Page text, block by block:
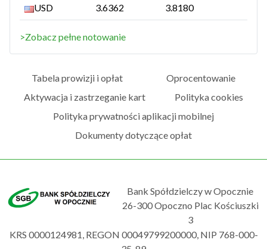
USD 3.6362 3.8180
>Zobacz pełne notowanie
Tabela prowizji i opłat
Oprocentowanie
Aktywacja i zastrzeganie kart
Polityka cookies
Polityka prywatności aplikacji mobilnej
Dokumenty dotyczące opłat
Bank Spółdzielczy w Opocznie
26-300 Opoczno Plac Kościuszki
3
KRS 0000124981, REGON 00049799200000, NIP 768-000-